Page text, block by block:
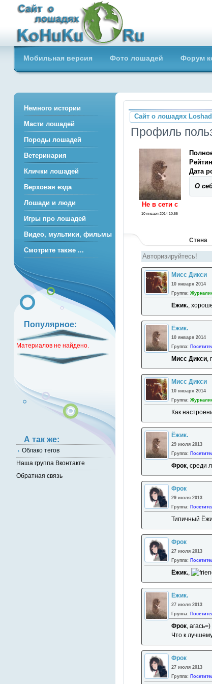
Сайт о лошадях loshadiya.ru
Приветствуем всех любителей
лошадей и конного спорта!
Мобильная версия Фото лошадей Форум
Сайт о лошадях
Профиль
Не в сети c
10 января 2014 10:55
Дата
О
Стена
Мисс Дикси
10 января 2014
Группа:
Ёжик. ,
Ёжик.
10 января 2014
Группа:
Мисс Дикси,
Мисс Дикси
10 января 2014
Группа:
Как
Ёжик.
29 июля 2013
Группа:
Фрок, среди
Фрок
29 июля 2013
Группа:
Типичный
Фрок
27 июля 2013
Группа:
Ёжик.
Ёжик.
27 июля 2013
Группа:
Фрок, агась=)
Что к
Фрок
27 июля 2013
Группа:
Немного истории
Масти лошадей
Породы лошадей
Ветеринария
Клички лошадей
Верховая езда
Лошади и люди
Игры про лошадей
Видео, мультики, фильмы
Смотрите также ...
Популярное:
Материалов не найдено.
А так же:
Облако тегов
Наша группа Вконтакте
Обратная связь